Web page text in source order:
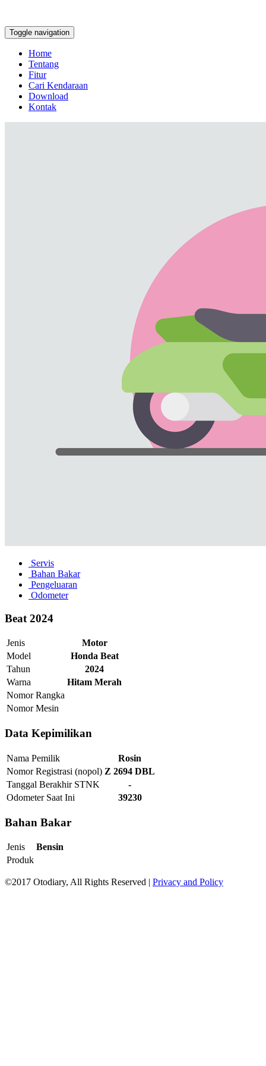
Toggle navigation
Home
Tentang
Fitur
Cari Kendaraan
Download
Kontak
Servis
Bahan Bakar
Pengeluaran
Odometer
Beat 2024
Jenis
Motor
Model
Honda Beat
Tahun
2024
Warna
Hitam Merah
Nomor Rangka
Nomor Mesin
Data Kepimilikan
Nama Pemilik
Rosin
Nomor Registrasi (nopol) Z 2694 DBL
Tanggal Berakhir STNK
-
Odometer Saat Ini
39230
Bahan Bakar
Jenis
Bensin
Produk
©2017 Otodiary, All Rights Reserved | Privacy and Policy